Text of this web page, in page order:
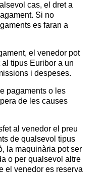
cas, el dret a
Si no
es faran a
el venedor pot
tipus Euribor a un
i despeses.
pagaments o les
de les causes
al venedor el preu
de qualsevol tipus
la maquinària pot ser
o per qualsevol altre
el venedor es reserva